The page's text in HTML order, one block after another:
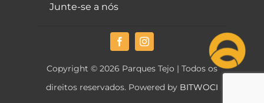
Junte-se a nós
Copyright © 2026 Parques Tejo | Todos os
direitos reservados. Powered by BITWOCI